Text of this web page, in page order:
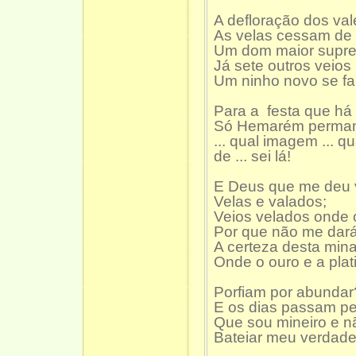
A defloração dos
As velas cessam
Um dom maior
Já sete outros veios
Um ninho novo se
Para a festa que há
Só Hemarém
... qual imagem ...
de ... sei lá!
E Deus que me deu
Velas e valados;
Veios velados onde
Por que não me
A certeza desta
Onde o ouro e a
Porfiam por
E os dias passam
Que sou mineiro e
Bateiar meu